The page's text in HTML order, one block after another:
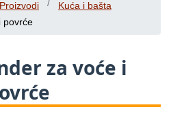
Proizvodi
Kuća i bašta
povrće
za voće i